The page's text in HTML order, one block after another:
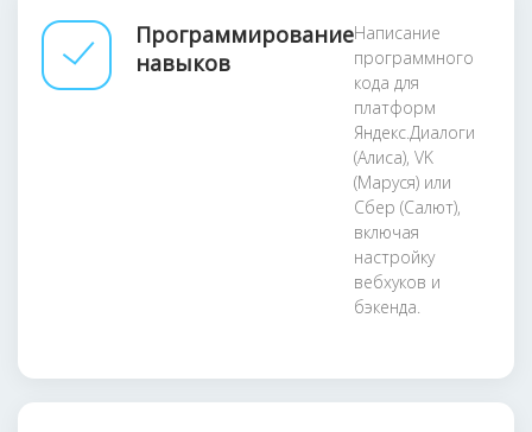
Программирование
навыков
Написание
программного
кода для
платформ
Яндекс.Диалоги
(Алиса), VK
(Маруся) или
Сбер (Салют),
включая
настройку
вебхуков и
бэкенда.